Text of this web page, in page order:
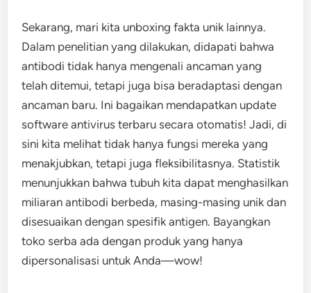
Sekarang, mari kita unboxing fakta unik lainnya.
Dalam penelitian yang dilakukan, didapati bahwa
antibodi tidak hanya mengenali ancaman yang
telah ditemui, tetapi juga bisa beradaptasi dengan
ancaman baru. Ini bagaikan mendapatkan update
software antivirus terbaru secara otomatis! Jadi, di
sini kita melihat tidak hanya fungsi mereka yang
menakjubkan, tetapi juga fleksibilitasnya. Statistik
menunjukkan bahwa tubuh kita dapat menghasilkan
miliaran antibodi berbeda, masing-masing unik dan
disesuaikan dengan spesifik antigen. Bayangkan
toko serba ada dengan produk yang hanya
dipersonalisasi untuk Anda—wow!